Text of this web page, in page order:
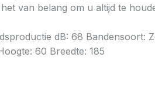
van belang om u altijd te
dB: 68
60 Breedte: 185